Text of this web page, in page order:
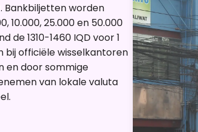
Bankbiljetten worden
10.000, 25.000 en 50.000
de 1310-1460 IQD voor 1
bij officiële wisselkantoren
en door sommige
van lokale valuta